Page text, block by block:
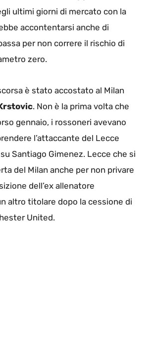
ultimi giorni di mercato con la
accontentarsi anche di
per non correre il rischio di
zero.
è stato accostato al Milan
. Non è la prima volta che
gennaio, i rossoneri avevano
l’attaccante del Lecce
Santiago Gimenez. Lecce che si
del Milan anche per non privare
dell’ex allenatore
altro titolare dopo la cessione di
United.